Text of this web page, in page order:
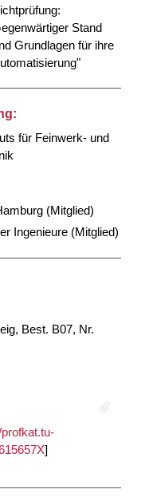
Stand
Grundlagen für ihre
für Feinwerk- und
(Mitglied)
Ingenieure (Mitglied)
Best. B07, Nr.
]